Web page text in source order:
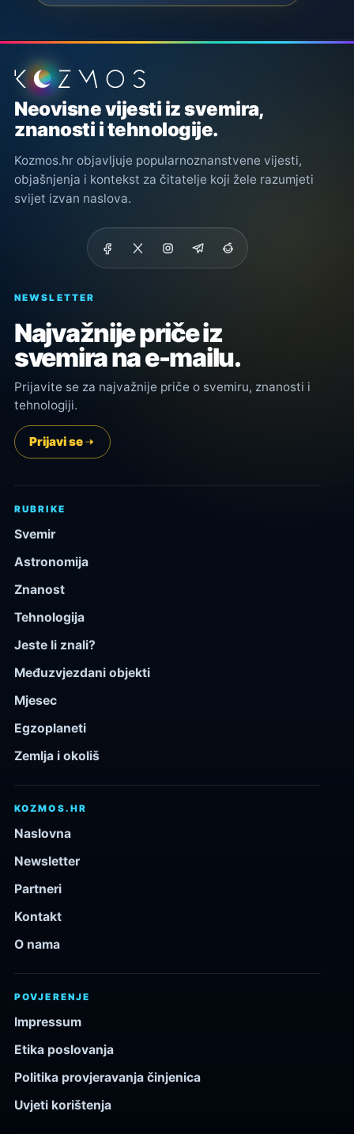
Podnožje stranice
Neovisne vijesti iz svemira,
znanosti i tehnologije.
Kozmos.hr objavljuje popularnoznanstvene vijesti,
objašnjenja i kontekst za čitatelje koji žele razumjeti
svijet izvan naslova.
NEWSLETTER
Najvažnije priče iz
svemira na e-mailu.
Prijavite se za najvažnije priče o svemiru, znanosti i
tehnologiji.
Prijavi se
RUBRIKE
Svemir
Astronomija
Znanost
Tehnologija
Jeste li znali?
Međuzvjezdani objekti
Mjesec
Egzoplaneti
Zemlja i okoliš
KOZMOS.HR
Naslovna
Newsletter
Partneri
Kontakt
O nama
POVJERENJE
Impressum
Etika poslovanja
Politika provjeravanja činjenica
Uvjeti korištenja